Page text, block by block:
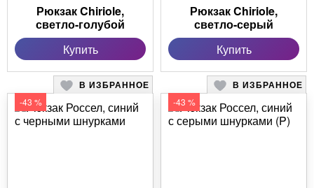
Рюкзак Chiriole,
светло-голубой
Купить
Рюкзак Chiriole,
светло-серый
Купить
В ИЗБРАННОЕ
-43 %
В ИЗБРАННОЕ
-43 %